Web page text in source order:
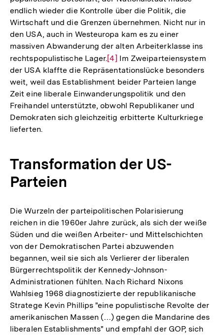
endlich wieder die Kontrolle über die Politik, die
Wirtschaft und die Grenzen übernehmen. Nicht nur in
den USA, auch in Westeuropa kam es zu einer
massiven Abwanderung der alten Arbeiterklasse ins
rechtspopulistische Lager.Zur
Auflösung
der
Fußnote
[4] Im Zweiparteiensystem
der USA klaffte die Repräsentationslücke besonders
weit, weil das Establishment beider Parteien lange
Zeit eine liberale Einwanderungspolitik und den
Freihandel unterstützte, obwohl Republikaner und
Demokraten sich gleichzeitig erbitterte Kulturkriege
lieferten.
Transformation der US-
Parteien
Die Wurzeln der parteipolitischen Polarisierung
reichen in die 1960er Jahre zurück, als sich der weiße
Süden und die weißen Arbeiter- und Mittelschichten
von der Demokratischen Partei abzuwenden
begannen, weil sie sich als Verlierer der liberalen
Bürgerrechtspolitik der Kennedy-Johnson-
Administrationen fühlten. Nach Richard Nixons
Wahlsieg 1968 diagnostizierte der republikanische
Stratege Kevin Phillips "eine populistische Revolte der
amerikanischen Massen (…) gegen die Mandarine des
liberalen Establishments" und empfahl der GOP, sich